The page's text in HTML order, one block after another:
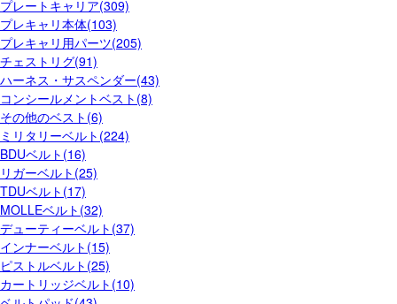
プレートキャリア(309)
プレキャリ本体(103)
プレキャリ用パーツ(205)
チェストリグ(91)
ハーネス・サスペンダー(43)
コンシールメントベスト(8)
その他のベスト(6)
ミリタリーベルト(224)
BDUベルト(16)
リガーベルト(25)
TDUベルト(17)
MOLLEベルト(32)
デューティーベルト(37)
インナーベルト(15)
ピストルベルト(25)
カートリッジベルト(10)